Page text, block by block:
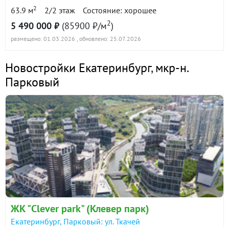
63.9 м2 2/2 этаж Состояние: хорошее
5 490 000 ₽ (85900 ₽/м2)
размещено: 01.03.2026 , обновлено: 25.07.2026
Новостройки Екатеринбург,мкр-н.
Парковый
ЖК "Clever park" (Клевер парк)
Екатеринбург, Парковый: ул. Ткачей